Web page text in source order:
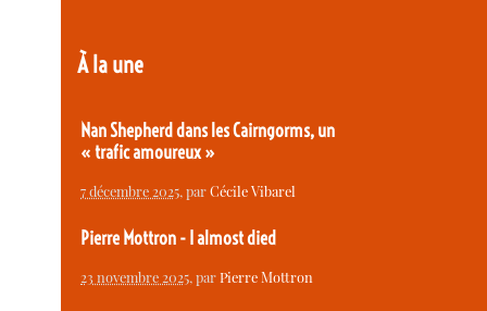
À la une
Nan Shepherd dans les Cairngorms, un
« trafic amoureux »
7 décembre 2025, parCécile Vibarel
Pierre Mottron - I almost died
23 novembre 2025, parPierre Mottron